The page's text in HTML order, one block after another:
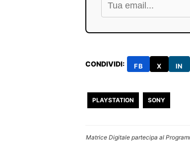
CONDIVIDI: FB X IN
PLAYSTATION SONY
Matrice Digitale partecipa al